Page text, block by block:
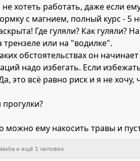
хотеть работать, даже если
с магнием, полный курс - 5
Где гуляли? Как гуляли?
или на "водилке".
обстоятельствах он
надо избегать. Если
это всё равно риск и я не
можно ему накосить травы и
и ещё 1 человек